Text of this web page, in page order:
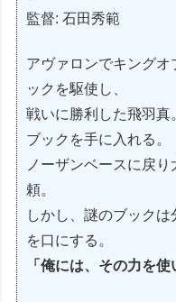
監督: 石田秀範
アヴァロンでキング
ックを駆使し、
戦いに勝利した飛羽
ブックを手に入れる。
ノーザンベースに戻
頼。
しかし、謎のブック
を口にする。
「俺には、その力を